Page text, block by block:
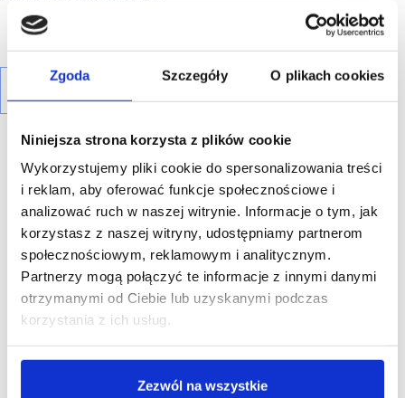
Zgoda Szczegóły O plikach cookies
Niniejsza strona korzysta z plików cookie
Wykorzystujemy pliki cookie do spersonalizowania treści
i reklam, aby oferować funkcje społecznościowe i
analizować ruch w naszej witrynie. Informacje o tym, jak
korzystasz z naszej witryny, udostępniamy partnerom
społecznościowym, reklamowym i analitycznym.
Partnerzy mogą połączyć te informacje z innymi danymi
otrzymanymi od Ciebie lub uzyskanymi podczas
korzystania z ich usług.
Zezwól na wszystkie
R E K L A M A